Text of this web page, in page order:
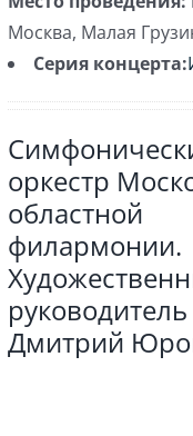
Москва, Малая
Серия концерта:
оркестр
областной
филармонии.
руководитель
Дмитрий